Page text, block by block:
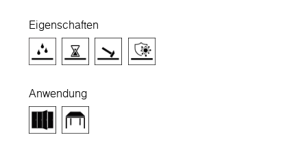
Eigenschaften
Anwendung